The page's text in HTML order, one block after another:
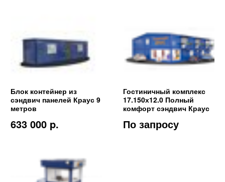
Блок контейнер из
сэндвич панелей Краус 9
метров
633 000 p.
Гостиничный комплекс
17.150х12.0 Полный
комфорт сэндвич Краус
По запросу